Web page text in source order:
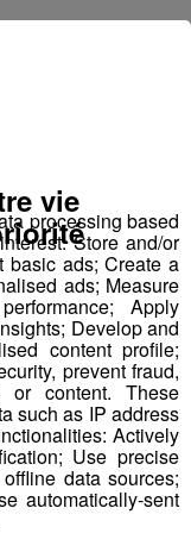
processing based
Store and/or
basic ads; Create a
ads; Measure
Apply
Develop and
content profile;
prevent fraud,
or content. These
such as IP address
Actively
Use precise
data sources;
automatically-sent
vie